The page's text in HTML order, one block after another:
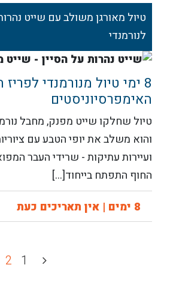
טיול מאורגן משולב עם שייט
לנורמנדי
8 ימי טיול מנורמנדי
האימפרסיוניסטים
טיול שחלקו שייט מפנק, מחבל
והוא משלב את יופי הטבע עם
ועיירות עתיקות - שרידי העבר
החוף התפתח בייחוד[...]
8 ימים | אין תאריכים כעת
1
2